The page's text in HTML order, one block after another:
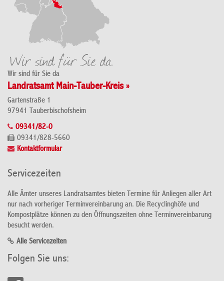
Wir sind für Sie da
Landratsamt Main-Tauber-Kreis »
Gartenstraße 1
97941 Tauberbischofsheim
09341/82-0
09341/828-5660
Kontaktformular
Servicezeiten
Alle Ämter unseres Landratsamtes bieten Termine für Anliegen aller Art
nur nach vorheriger Terminvereinbarung an. Die Recyclinghöfe und
Kompostplätze können zu den Öffnungszeiten ohne Terminvereinbarung
besucht werden.
Alle Servicezeiten
Folgen Sie uns: